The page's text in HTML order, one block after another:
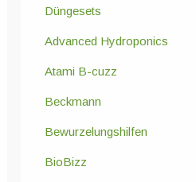
Düngesets
Advanced Hydroponics
Atami B-cuzz
Beckmann
Bewurzelungshilfen
BioBizz